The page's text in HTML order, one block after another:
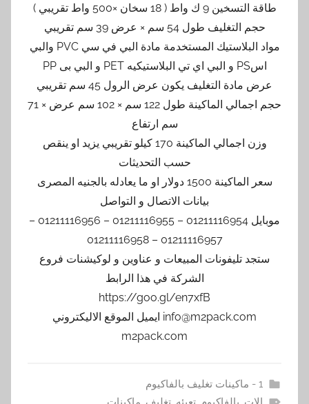
طاقة التسخين 9 ك واط ( 18 سخان ×500 واط تقريبي )
حجم التغليف طول 54 سم × عرض 39 سم تقريبي
مواد البلاستيك المستخدمة مادة البي في سي PVC والبي
اسPS و البي اي تي البلاستيكيه PET و البي بى PP
عرض مادة التغليف يكون عرض الرول 45 سم تقريبي
حجم اجمالي الماكينة طول 122 سم × 102 سم عرض × 71
سم ارتفاع
وزن اجمالي الماكينة 170 كيلو تقريبي يزيد او ينقص
حسب التحديثات
سعر الماكينة 1500 دولار او ما يعادله بالجنيه المصرى
بيانات الاتصال و التواصل
موبايل 01211116954 – 01211116955 – 01211116956 –
01211116957 – 01211116958
ستجد تليفونات المبيعات و عناوين و لوكيشنات فروع
الشركة في هذا الرابط
https://goo.gl/en7xfB
info@m2pack.com ايميل الموقع الاليكتروني
m2pack.com
1 - ماكينات تغليف بالفاكيوم